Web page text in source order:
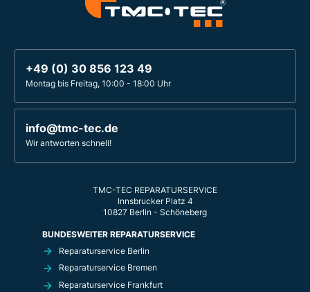
+49 (0) 30 856 123 49
Montag bis Freitag, 10:00 - 18:00 Uhr
info@tmc-tec.de
Wir antworten schnell!
TMC-TEC REPARATURSERVICE
Innsbrucker Platz 4
10827 Berlin - Schöneberg
BUNDESWEITER REPARATURSERVICE
Reparaturservice Berlin
Reparaturservice Bremen
Reparaturservice Frankfurt